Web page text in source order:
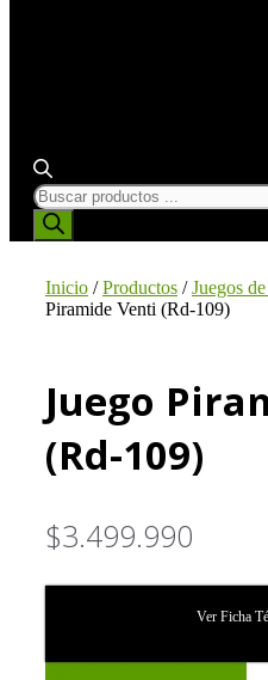
BÚSQUEDA
DE
PRODUCTOS
Inicio /Productos /Juegos
Piramide Venti (Rd-109)
Juego
(Rd-109)
$3.499.990
Ver Ficha